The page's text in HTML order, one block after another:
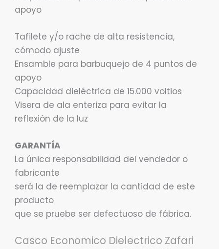
apoyo
Tafilete y/o rache de alta resistencia,
cómodo ajuste
Ensamble para barbuquejo de 4 puntos de
apoyo
Capacidad dieléctrica de 15.000 voltios
Visera de ala enteriza para evitar la
reflexión de la luz
GARANTÍA
La única responsabilidad del vendedor o
fabricante
será la de reemplazar la cantidad de este
producto
que se pruebe ser defectuoso de fábrica.
Casco Economico Dielectrico Zafari